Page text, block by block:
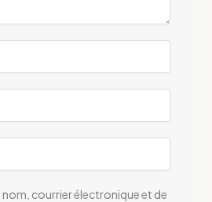
courrier électronique et de